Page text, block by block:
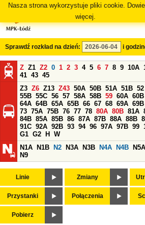
Nasza strona wykorzystuje pliki cookie.
więcej.
Sprawdź rozkład na dzień: i
Z Z1 Z2 0 1 2 3 4 5 6 7 8 9 10A
41 43 45
Z3 Z6 Z13 Z43 50A 50B 51A 51B 52
55B 55C 56 57 58A 58B 59 60A 60B
64A 64B 65A 65B 66 67 68 69A 69B
73 75A 75B 76 77 78 80A 80B 81A
84B 85A 85B 86 87A 87B 88A 88B
91C 92A 92B 93 94 96 97A 97B 99
G1 G2 H
W
N1A
N1B N2 N3A N3B N4A N4B N5A
N9
Linie Zmiany
Przystanki Połączenia
Pobierz